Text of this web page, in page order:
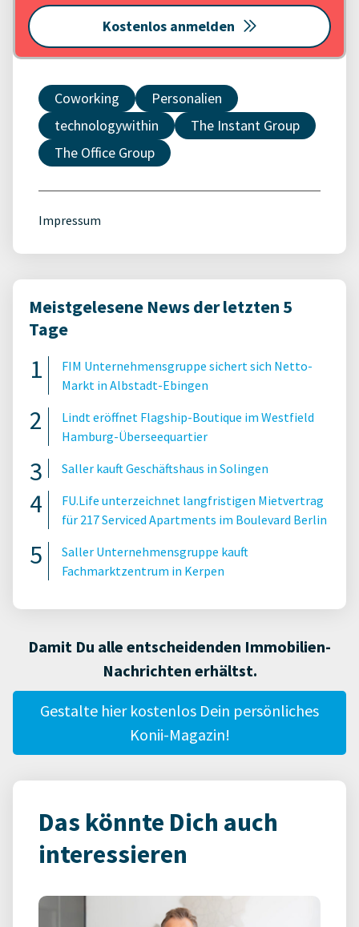
Kostenlos anmelden
Coworking
Personalien
technologywithin
The Instant Group
The Office Group
Impressum
Meistgelesene News der letzten 5
Tage
FIM Unternehmensgruppe sichert sich Netto-
Markt in Albstadt-Ebingen
Lindt eröffnet Flagship-Boutique im Westfield
Hamburg-Überseequartier
Saller kauft Geschäftshaus in Solingen
FU.Life unterzeichnet langfristigen Mietvertrag
für 217 Serviced Apartments im Boulevard Berlin
Saller Unternehmensgruppe kauft
Fachmarktzentrum in Kerpen
Damit Du alle entscheidenden Immobilien-
Nachrichten erhältst.
Gestalte hier kostenlos Dein persönliches
Konii-Magazin!
Das könnte Dich auch
interessieren